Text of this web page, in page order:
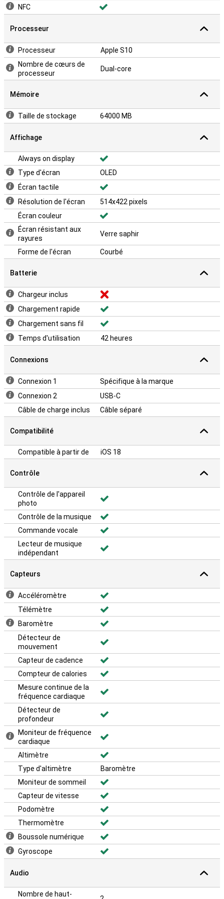
NFC
Processeur
Processeur
Apple S10
Nombre de cœurs de
processeur
Dual-core
Mémoire
Taille de stockage 64000 MB
Affichage
Always on display
Type d'écran
OLED
Écran tactile
Résolution de l'écran
514x422 pixels
Écran couleur
Écran résistant aux
rayures
Verre saphir
Forme de l'écran Courbé
Batterie
Chargeur inclus
Chargement rapide
Chargement sans fil
Temps d'utilisation
42 heures
Connexions
Connexion 1
Spécifique à la marque
Connexion 2
USB-C
Câble de charge inclus
Câble séparé
Compatibilité
Compatible à partir de iOS 18
Contrôle
Contrôle de l'appareil
photo
Contrôle de la musique
Commande vocale
Lecteur de musique
indépendant
Capteurs
Accéléromètre
Télémètre
Baromètre
Détecteur de
mouvement
Capteur de cadence
Compteur de calories
Mesure continue de la
fréquence cardiaque
Détecteur de
profondeur
Moniteur de fréquence
cardiaque
Altimètre
Type d'altimètre
Baromètre
Moniteur de sommeil
Capteur de vitesse
Podomètre
Thermomètre
Boussole numérique
Gyroscope
Audio
Nombre de haut-